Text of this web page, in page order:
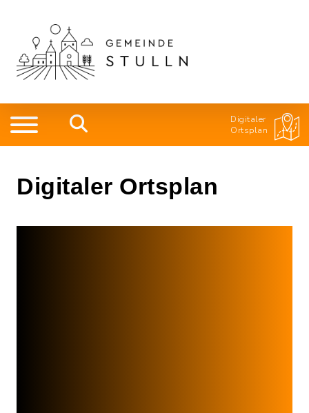
Digitaler
Ortsplan
Digitaler Ortsplan